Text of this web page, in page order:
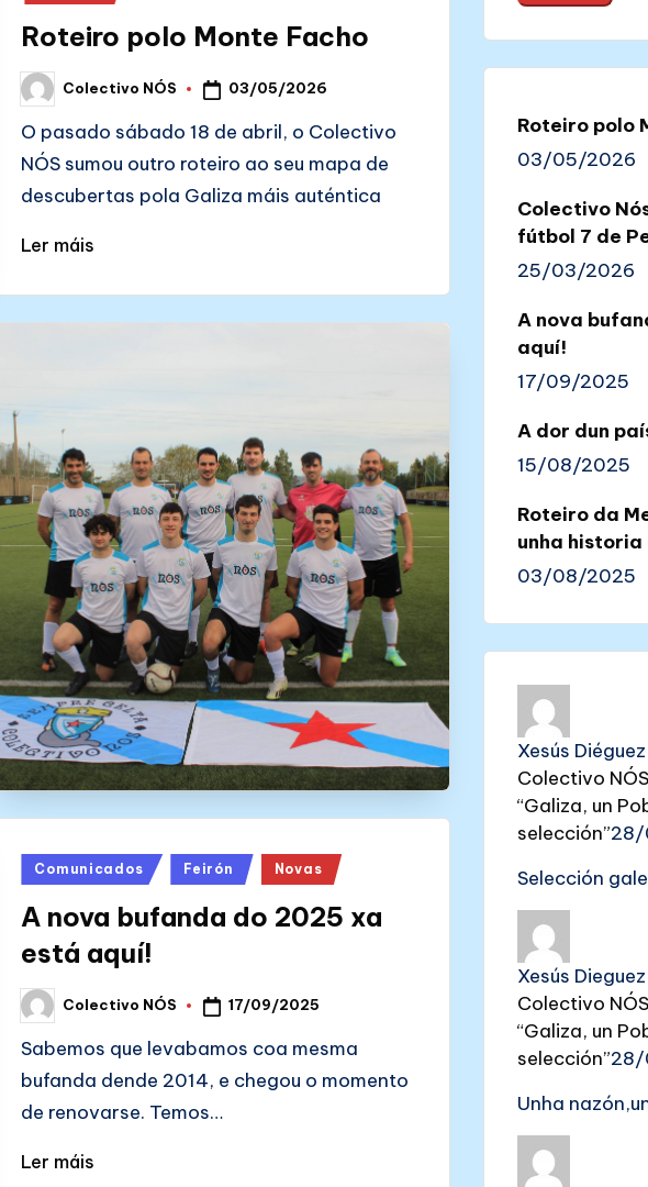
Roteiro polo Monte Facho
Posted
by
Colectivo NÓS 03/05/2026
O pasado sábado 18 de abril, o Colectivo
NÓS sumou outro roteiro ao seu mapa de
descubertas pola Galiza máis auténtica
Ler máis
Posted
Comunicados Feirón Novas
A nova bufanda do 2025 xa
está aquí!
Posted
by
Colectivo NÓS 17/09/2025
Sabemos que levabamos coa mesma
bufanda dende 2014, e chegou o momento
de renovarse. Temos…
Ler máis
Roteiro polo
03/05/2026
Colectivo
fútbol 7 de
25/03/2026
A nova
aquí!
17/09/2025
A dor dun
15/08/2025
Roteiro da
unha
03/08/2025
Xesús
Colectivo
“Galiza, un
selección”28/
Selección
Xesús
Colectivo
“Galiza, un
selección”28/
Unha